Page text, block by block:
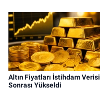
Altın Fiyatları İstihdam Verisi
Sonrası Yükseldi